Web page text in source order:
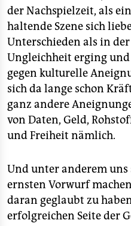
der Nachspielzeit, als
haltende Szene sich
Unterschieden als in
Ungleichheit erging
gegen kulturelle
sich da lange schon
ganz andere
von Daten, Geld,
und Freiheit nämlich.
Und unter anderem uns
ernsten Vorwurf
daran geglaubt zu
erfolgreichen Seite der